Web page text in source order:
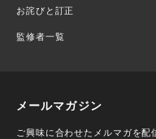
お詫びと訂正
監修者一覧
メールマガジン
ご興味に合わせたメルマガを